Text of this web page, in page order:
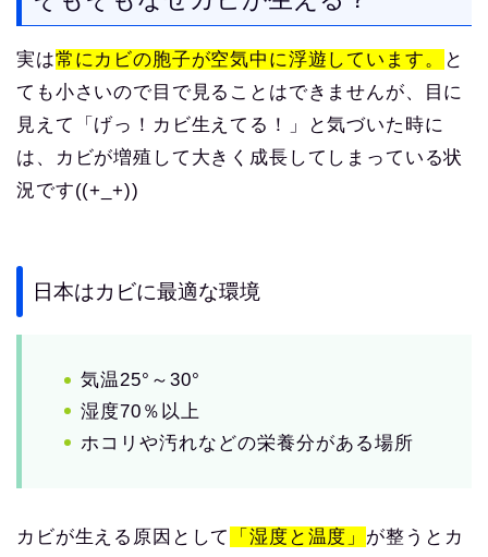
実は常にカビの胞子が空気中に浮遊しています。
と
ても小さいので目で見ることはできませんが、目に
見えて「げっ！カビ生えてる！」と気づいた時に
は、カビが増殖して大きく成長してしまっている状
況です((+_+))
日本はカビに最適な環境
気温25°～30°
湿度70％以上
ホコリや汚れなどの栄養分がある場所
カビが生える原因として 「湿度と温度」 が整うとカ